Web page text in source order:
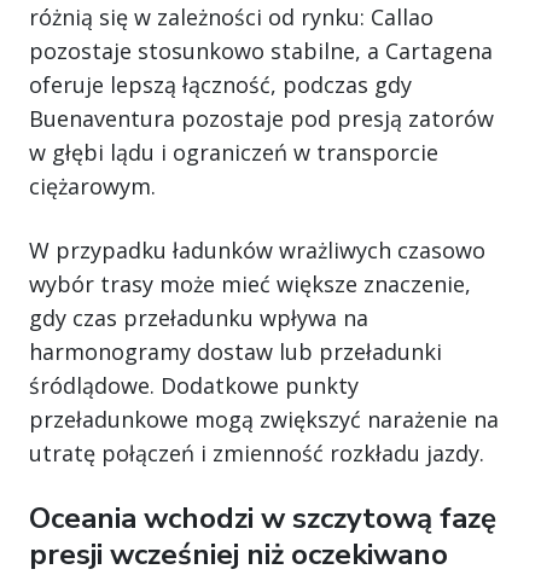
różnią się w zależności od rynku: Callao
pozostaje stosunkowo stabilne, a Cartagena
oferuje lepszą łączność, podczas gdy
Buenaventura pozostaje pod presją zatorów
w głębi lądu i ograniczeń w transporcie
ciężarowym.
W przypadku ładunków wrażliwych czasowo
wybór trasy może mieć większe znaczenie,
gdy czas przeładunku wpływa na
harmonogramy dostaw lub przeładunki
śródlądowe. Dodatkowe punkty
przeładunkowe mogą zwiększyć narażenie na
utratę połączeń i zmienność rozkładu jazdy.
Oceania wchodzi w szczytową fazę
presji wcześniej niż oczekiwano